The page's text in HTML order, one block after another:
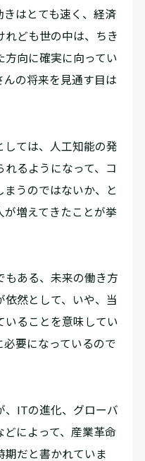
はとても速く、経済
れども世の中は、ちき
方向に確実に向ってい
んの将来を見通す目は
ては、人工知能の発
るようになって、コ
まうのではないか、と
が増えてきたことが挙
ある、未来の働き方
然として、いや、当
いることを意味してい
必要になっているので
ITの進化、グローバ
どによって、産業革命
期だと書かれていま